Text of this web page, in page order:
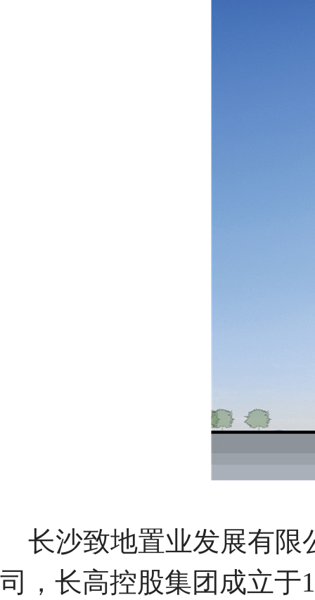
长沙致地置业发展有限
司，长高控股集团成立于